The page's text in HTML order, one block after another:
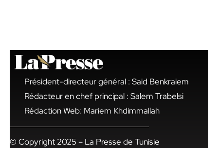
Président-directeur général : Said Benkraiem
Rédacteur en chef principal : Salem Trabelsi
Rédaction Web: Mariem Khdimmallah
© Copyright 2025 – La Presse de Tunisie